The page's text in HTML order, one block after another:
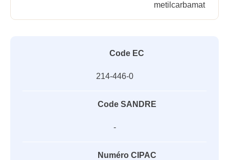
metilcarbamat
Code EC
214-446-0
Code SANDRE
-
Numéro CIPAC